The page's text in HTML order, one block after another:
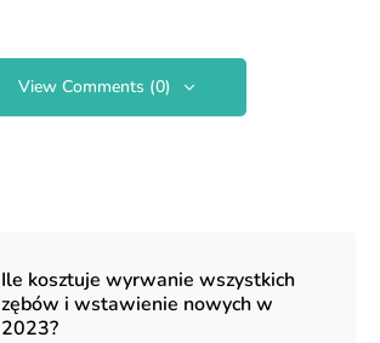
View Comments (0)
Ile kosztuje wyrwanie wszystkich
zębów i wstawienie nowych w
2023?